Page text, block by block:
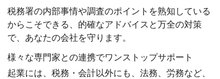
税務署の内部事情や調査のポイントを熟知している
からこそできる、的確なアドバイスと万全の対策
で、あなたの会社を守ります。
様々な専門家との連携でワンストップサポート
起業には、税務・会計以外にも、法務、労務など、